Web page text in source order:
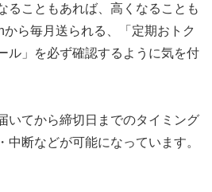
ることもあれば、高くなることも
ら毎月送られる、「定期おトク
ル」を必ず確認するように気を付
いてから締切日までのタイミング
中断などが可能になっています。